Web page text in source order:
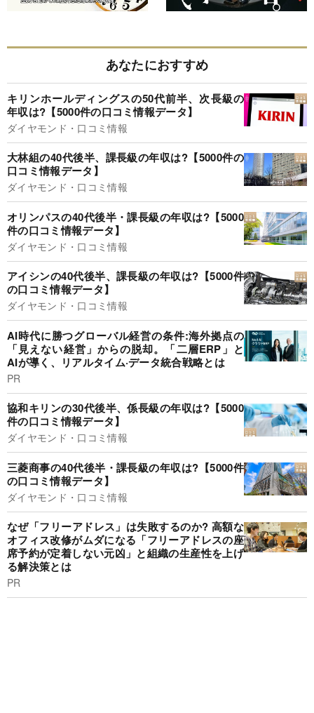
あなたにおすすめ
キリンホールディングスの50代前半、次長級の
年収は?【5000件の口コミ情報データ】
ダイヤモンド・口コミ情報
大林組の40代後半、課長級の年収は?【5000件の
口コミ情報データ】
ダイヤモンド・口コミ情報
オリンパスの40代後半・課長級の年収は?【5000
件の口コミ情報データ】
ダイヤモンド・口コミ情報
アイシンの40代後半、課長級の年収は?【5000件
の口コミ情報データ】
ダイヤモンド・口コミ情報
AI時代に勝つグローバル経営の条件:海外拠点の
「見えない経営」からの脱却。「二層ERP」と
AIが導く、リアルタイム·データ統合戦略とは
PR
協和キリンの30代後半、係長級の年収は?【5000
件の口コミ情報データ】
ダイヤモンド・口コミ情報
三菱商事の40代後半・課長級の年収は?【5000件
の口コミ情報データ】
ダイヤモンド・口コミ情報
なぜ「フリーアドレス」は失敗するのか? 高額な
オフィス改修がムダになる「フリーアドレスの座
席予約が定着しない元凶」と組織の生産性を上げ
る解決策とは
PR